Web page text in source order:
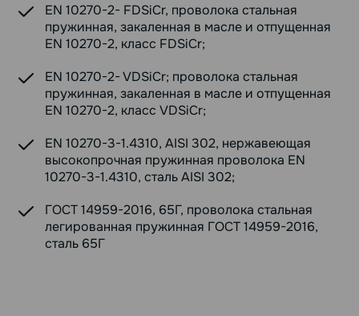
EN 10270-2- FDSiCr, проволока стальная
пружинная, закаленная в масле и отпущенная
EN 10270-2, класс FDSiCr;
EN 10270-2- VDSiCr; проволока стальная
пружинная, закаленная в масле и отпущенная
EN 10270-2, класс VDSiCr;
EN 10270-3-1.4310, AISI 302, нержавеющая
высокопрочная пружинная проволока EN
10270-3-1.4310, сталь AISI 302;
ГОСТ 14959-2016, 65Г, проволока стальная
легированная пружинная ГОСТ 14959-2016,
сталь 65Г